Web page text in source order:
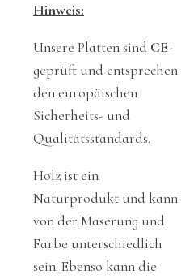
Hinweis:
Unsere Platten sind CE-
geprüft und entsprechen
den europäischen
Sicherheits- und
Qualitätsstandards.
Holz ist ein
Naturprodukt und kann
von der Maserung und
Farbe unterschiedlich
sein. Ebenso kann die